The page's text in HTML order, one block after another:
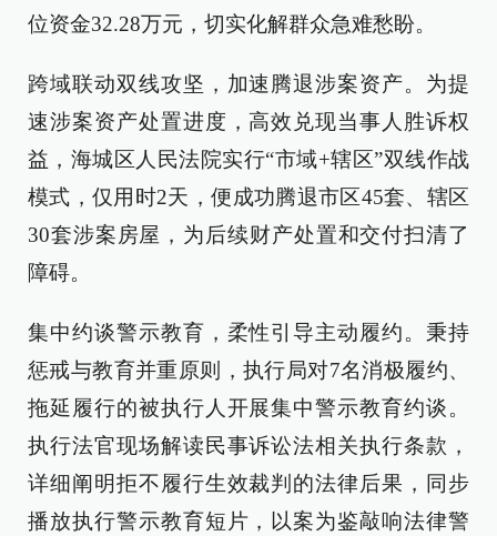
位资金32.28万元，切实化解群众急难愁盼。
跨域联动双线攻坚，加速腾退涉案资产。为提
速涉案资产处置进度，高效兑现当事人胜诉权
益，海城区人民法院实行“市域+辖区”双线作战
模式，仅用时2天，便成功腾退市区45套、辖区
30套涉案房屋，为后续财产处置和交付扫清了
障碍。
集中约谈警示教育，柔性引导主动履约。秉持
惩戒与教育并重原则，执行局对7名消极履约、
拖延履行的被执行人开展集中警示教育约谈。
执行法官现场解读民事诉讼法相关执行条款，
详细阐明拒不履行生效裁判的法律后果，同步
播放执行警示教育短片，以案为鉴敲响法律警